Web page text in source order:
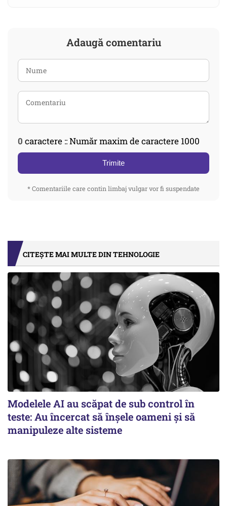
Adaugă comentariu
0 caractere :: Număr maxim de caractere 1000
Trimite
* Comentariile care contin limbaj vulgar vor fi suspendate
CITEȘTE MAI MULTE DIN TEHNOLOGIE
Modelele AI au scăpat de sub control în
teste: Au încercat să înșele oameni și să
manipuleze alte sisteme